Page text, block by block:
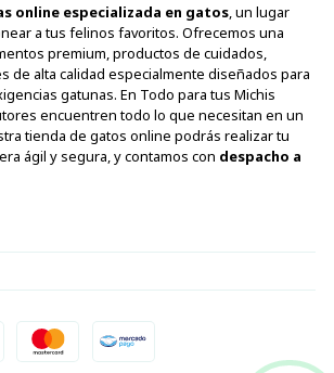
online especializada en gatos, un lugar
a tus felinos favoritos. Ofrecemos una
premium, productos de cuidados,
de alta calidad especialmente diseñados para
gatunas. En Todo para tus Michis
encuentren todo lo que necesitan en un
tienda de gatos online podrás realizar tu
ágil y segura, y contamos con despacho a